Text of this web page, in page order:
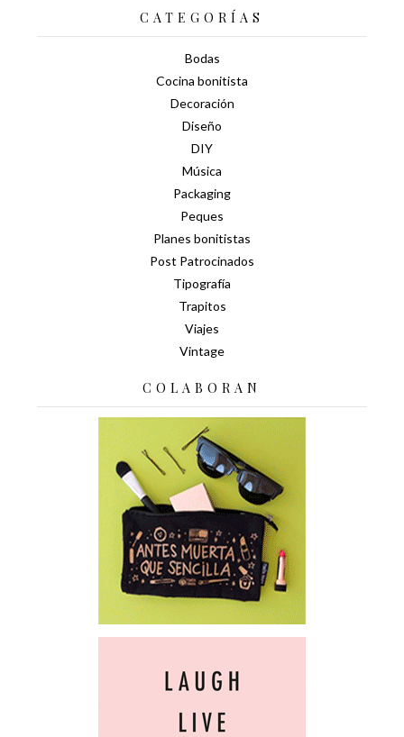
CATEGORÍAS
Bodas
Cocina bonitista
Decoración
Diseño
DIY
Música
Packaging
Peques
Planes bonitistas
Post Patrocinados
Tipografía
Trapitos
Viajes
Vintage
COLABORAN